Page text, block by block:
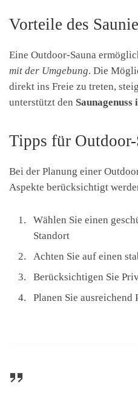
Vorteile des
Eine Outdoor-Sauna
mit der Umgebung. Die
direkt ins Freie zu treten,
unterstützt den
Tipps für Outdoor-
Bei der Planung einer
Aspekte berücksichtigt
Wählen Sie einen
Standort
Achten Sie auf einen
Berücksichtigen Sie
Planen Sie